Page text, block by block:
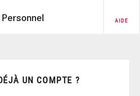
AIDE
UN COMPTE ?